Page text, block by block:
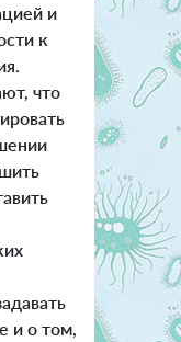
и
к
что
и о том,